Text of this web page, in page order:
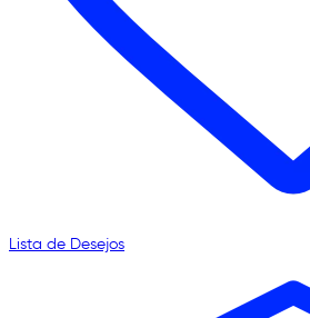
Lista de Desejos